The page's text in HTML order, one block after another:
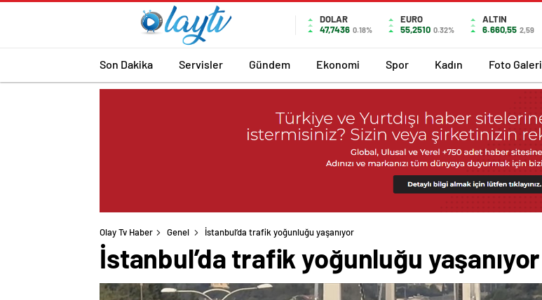
DOLAR
47,7436 0.18%
EURO
55,2510 0.32%
ALTIN
6.660,55 2,59
Son Dakika Servisler Gündem Ekonomi Spor Kadın Foto Galeri
Olay Tv Haber Genel İstanbul’da trafik yoğunluğu yaşanıyor
İstanbul’da trafik yoğunluğu yaşanıyor